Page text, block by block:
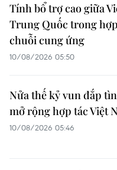
Tính bổ trợ cao giữa
Trung Quốc trong
chuỗi cung ứng
10/08/2026 05:50
Nửa thế kỷ vun đắp
mở rộng hợp tác Việt
10/08/2026 05:46